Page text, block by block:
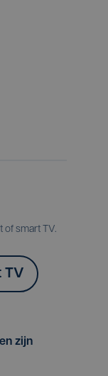
of smart TV.
TV
zijn